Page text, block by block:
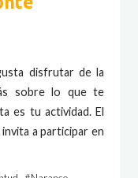
disfrutar de la
sobre lo que te
es tu actividad. El
a participar en